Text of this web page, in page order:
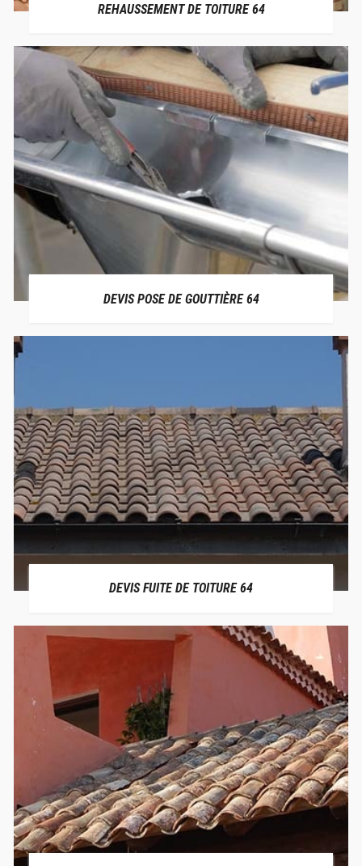
REHAUSSEMENT DE TOITURE 64
DEVIS POSE DE GOUTTIÈRE 64
DEVIS FUITE DE TOITURE 64